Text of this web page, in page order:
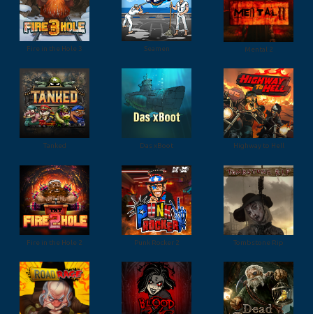
Fire in the Hole 3 Seamen Mental 2
Tanked Das xBoot Highway to Hell
Fire in the Hole 2 Punk Rocker 2 Tombstone Rip